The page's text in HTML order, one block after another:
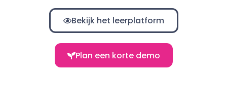
Bekijk het leerplatform
Plan een korte demo